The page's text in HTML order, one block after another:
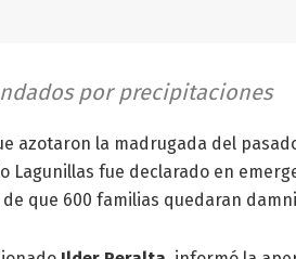
por precipitaciones
azotaron la madrugada del
Lagunillas fue declarado en
de que 600 familias quedaran